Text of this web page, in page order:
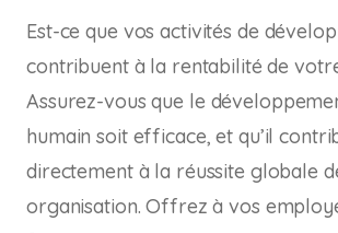
Est-ce que vos activités de
contribuent à la rentabilité de
Assurez-vous que le
humain soit efficace, et qu’il
directement à la réussite globale
organisation. Offrez à vos